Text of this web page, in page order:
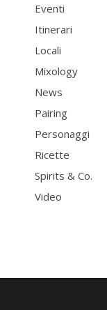
Eventi
Itinerari
Locali
Mixology
News
Pairing
Personaggi
Ricette
Spirits & Co.
Video